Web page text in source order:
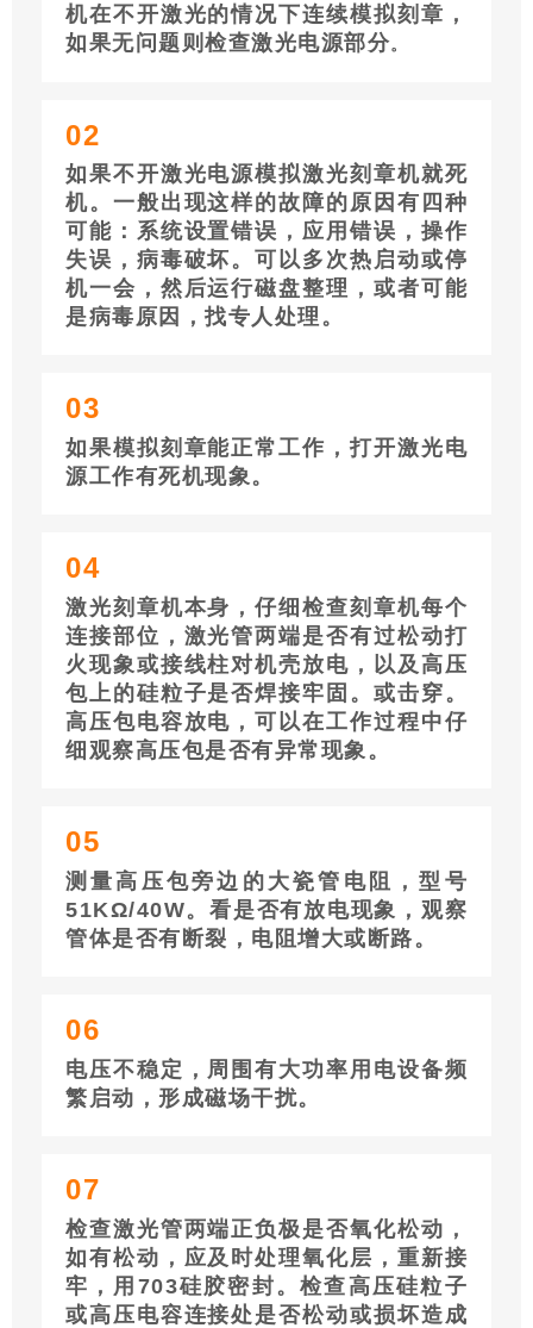
机在不开激光的情况下连续模拟刻章，
如果无问题则检查激光电源部分。
02
如果不开激光电源模拟激光刻章机就死
机。一般出现这样的故障的原因有四种
可能：系统设置错误，应用错误，操作
失误，病毒破坏。可以多次热启动或停
机一会，然后运行磁盘整理，或者可能
是病毒原因，找专人处理。
03
如果模拟刻章能正常工作，打开激光电
源工作有死机现象。
04
激光刻章机本身，仔细检查刻章机每个
连接部位，激光管两端是否有过松动打
火现象或接线柱对机壳放电，以及高压
包上的硅粒子是否焊接牢固。或击穿。
高压包电容放电，可以在工作过程中仔
细观察高压包是否有异常现象。
05
测量高压包旁边的大瓷管电阻，型号
51KΩ/40W。看是否有放电现象，观察
管体是否有断裂，电阻增大或断路。
06
电压不稳定，周围有大功率用电设备频
繁启动，形成磁场干扰。
07
检查激光管两端正负极是否氧化松动，
如有松动，应及时处理氧化层，重新接
牢，用703硅胶密封。检查高压硅粒子
或高压电容连接处是否松动或损坏造成